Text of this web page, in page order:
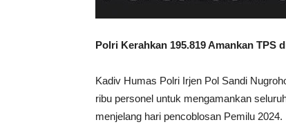
Polri Kerahkan 195.819 Amankan TPS
Kadiv Humas Polri Irjen Pol Sandi
ribu personel untuk mengamankan
menjelang hari pencoblosan Pemilu 2024.